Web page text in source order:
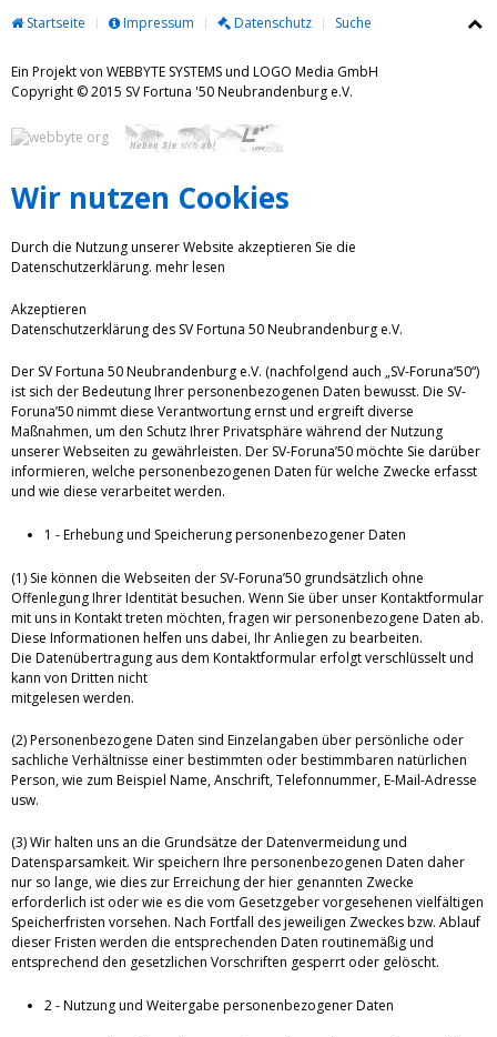
Startseite Impressum Datenschutz Suche
Ein Projekt von WEBBYTE SYSTEMS und LOGO Media GmbH
Copyright © 2015 SV Fortuna '50 Neubrandenburg e.V.
Wir nutzen Cookies
Durch die Nutzung unserer Website akzeptieren Sie die
Datenschutzerklärung. mehr lesen
Akzeptieren
Datenschutzerklärung des SV Fortuna 50 Neubrandenburg e.V.
Der SV Fortuna 50 Neubrandenburg e.V. (nachfolgend auch „SV-Foruna‘50“)
ist sich der Bedeutung Ihrer personenbezogenen Daten bewusst. Die SV-
Foruna’50 nimmt diese Verantwortung ernst und ergreift diverse
Maßnahmen, um den Schutz Ihrer Privatsphäre während der Nutzung
unserer Webseiten zu gewährleisten. Der SV-Foruna’50 möchte Sie darüber
informieren, welche personenbezogenen Daten für welche Zwecke erfasst
und wie diese verarbeitet werden.
1 - Erhebung und Speicherung personenbezogener Daten
(1) Sie können die Webseiten der SV-Foruna’50 grundsätzlich ohne
Offenlegung Ihrer Identität besuchen. Wenn Sie über unser Kontaktformular
mit uns in Kontakt treten möchten, fragen wir personenbezogene Daten ab.
Diese Informationen helfen uns dabei, Ihr Anliegen zu bearbeiten.
Die Datenübertragung aus dem Kontaktformular erfolgt verschlüsselt und
kann von Dritten nicht
mitgelesen werden.
(2) Personenbezogene Daten sind Einzelangaben über persönliche oder
sachliche Verhältnisse einer bestimmten oder bestimmbaren natürlichen
Person, wie zum Beispiel Name, Anschrift, Telefonnummer, E-Mail-Adresse
usw.
(3) Wir halten uns an die Grundsätze der Datenvermeidung und
Datensparsamkeit. Wir speichern Ihre personenbezogenen Daten daher
nur so lange, wie dies zur Erreichung der hier genannten Zwecke
erforderlich ist oder wie es die vom Gesetzgeber vorgesehenen vielfältigen
Speicherfristen vorsehen. Nach Fortfall des jeweiligen Zweckes bzw. Ablauf
dieser Fristen werden die entsprechenden Daten routinemäßig und
entsprechend den gesetzlichen Vorschriften gesperrt oder gelöscht.
2 - Nutzung und Weitergabe personenbezogener Daten